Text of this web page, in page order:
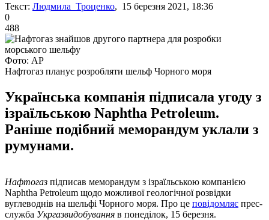
Текст: Людмила Троценко, 15 березня 2021, 18:36
0
488
Фото: AP
Нафтогаз планує розробляти шельф Чорного моря
Українська компанія підписала угоду з
ізраїльською Naphtha Petroleum.
Раніше подібний меморандум уклали з
румунами.
Нафтогаз підписав меморандум з ізраїльською компанією
Naphtha Petroleum щодо можливої ​​геологічної розвідки
вуглеводнів на шельфі Чорного моря. Про це повідомляє прес-
служба Укргазвидобування в понеділок, 15 березня.